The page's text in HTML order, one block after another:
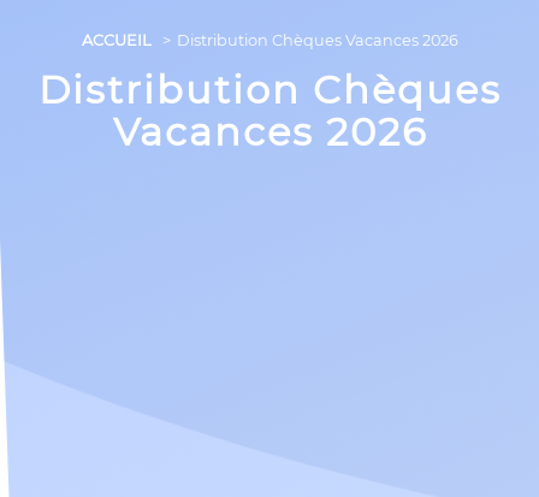
ACCUEIL Distribution Chèques Vacances 2026
Distribution Chèques
Vacances 2026